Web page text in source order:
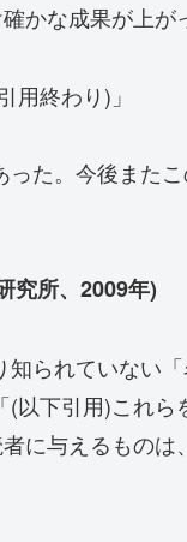
かな成果が上が
用終わり)」
た。今後また
究所、2009年)
られていない
下引用)これら
に与えるもの